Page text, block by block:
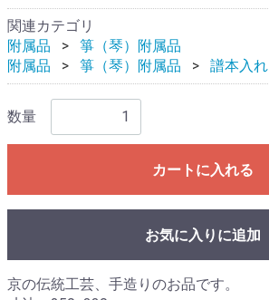
関連カテゴリ
附属品
箏（琴）附属品
附属品
箏（琴）附属品 譜本入れ
数量
カートに入れる
お気に入りに追加
京の伝統工芸、手造りのお品です。